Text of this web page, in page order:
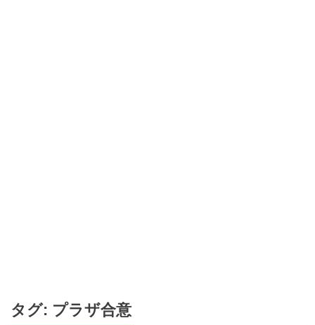
タグ: プラザ合意